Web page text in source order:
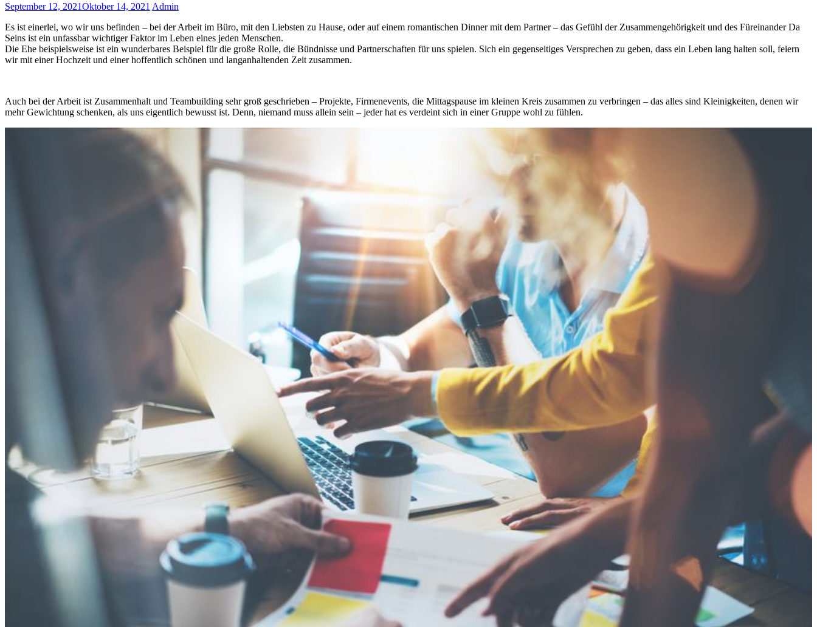
September 12, 2021Oktober 14, 2021 Admin
Es ist einerlei, wo wir uns befinden – bei der Arbeit im Büro, mit den Liebsten zu Hause, oder auf einem romantischen Dinner mit dem Partner – das Gefühl der Zusammengehörigkeit und des Füreinander Da
Seins ist ein unfassbar wichtiger Faktor im Leben eines jeden Menschen.
Die Ehe beispielsweise ist ein wunderbares Beispiel für die große Rolle, die Bündnisse und Partnerschaften für uns spielen. Sich ein gegenseitiges Versprechen zu geben, dass ein Leben lang halten soll, feiern
wir mit einer Hochzeit und einer hoffentlich schönen und langanhaltenden Zeit zusammen.
Auch bei der Arbeit ist Zusammenhalt und Teambuilding sehr groß geschrieben – Projekte, Firmenevents, die Mittagspause im kleinen Kreis zusammen zu verbringen – das alles sind Kleinigkeiten, denen wir
mehr Gewichtung schenken, als uns eigentlich bewusst ist. Denn, niemand muss allein sein – jeder hat es verdeint sich in einer Gruppe wohl zu fühlen.